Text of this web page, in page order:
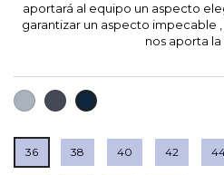
aportará al equipo un aspecto
garantizar un aspecto impecable
nos aporta
GRIS NEGROMARINO
36 38 40 42